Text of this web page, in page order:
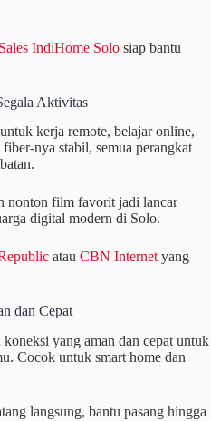
Sales IndiHome Solo siap bantu
Aktivitas
kerja remote, belajar online,
nya stabil, semua perangkat
nonton film favorit jadi lancar
digital modern di Solo.
atau CBN Internet yang
dan Cepat
koneksi yang aman dan cepat untuk
Cocok untuk smart home dan
langsung, bantu pasang hingga